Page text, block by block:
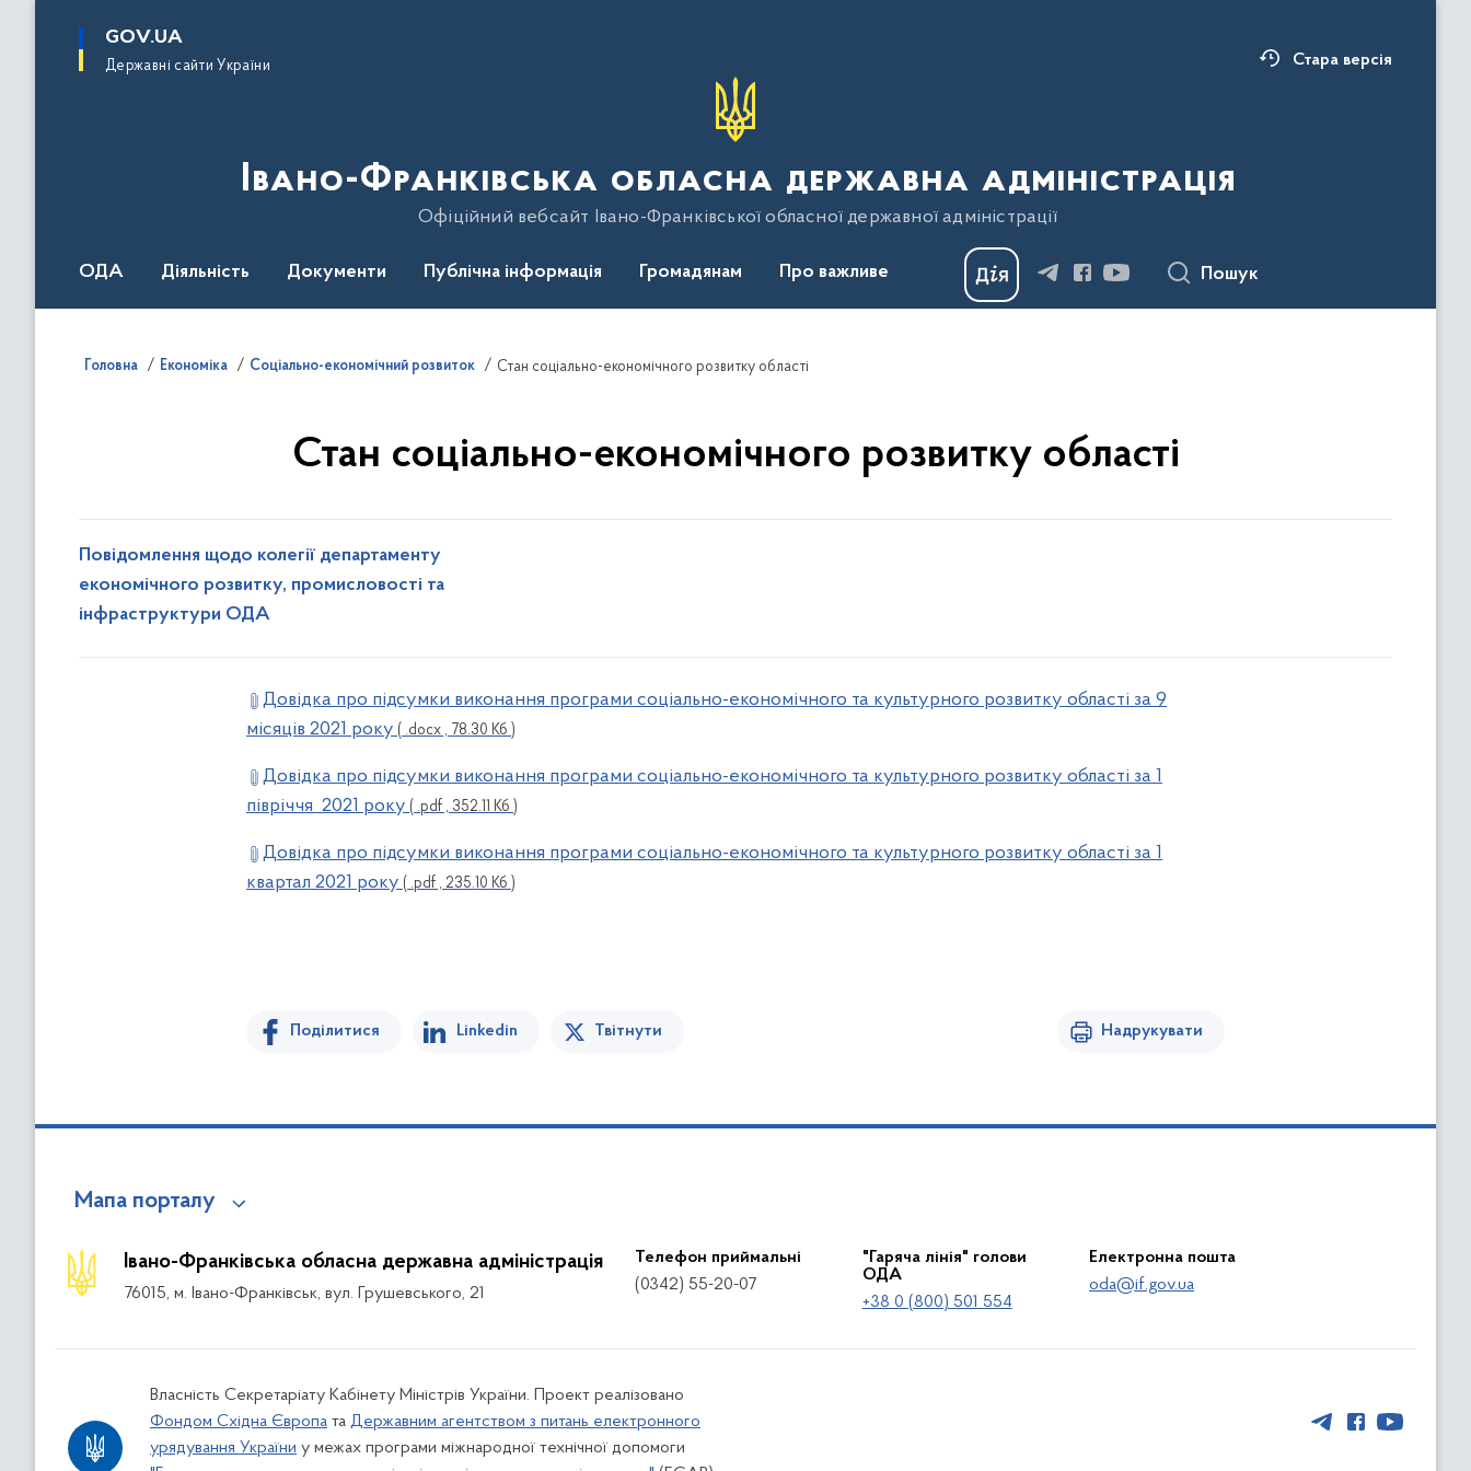
основного
GOV.UA
Державні сайти України Стара версія
Івано-Франківська обласна державна адміністрація
Офіційний вебсайт Івано-Франківської обласної державної адміністрації
ОДА Діяльність Документи Публічна інформація Громадянам Про важливе Пошук
Головна Економіка Соціально-економічний розвиток Стан соціально-економічного розвитку області
Стан соціально-економічного розвитку області
Повідомлення щодо колегії департаменту
економічного розвитку, промисловості та
інфраструктури ОДА
Довідка про підсумки виконання програми соціально-економічного та культурного розвитку області за 9
місяців 2021 року ( .docx , 78.30 Кб )
Довідка про підсумки виконання програми соціально-економічного та культурного розвитку області за 1
півріччя 2021 року ( .pdf , 352.11 Кб )
Довідка про підсумки виконання програми соціально-економічного та культурного розвитку області за 1
квартал 2021 року ( .pdf , 235.10 Кб )
Поділитися Linkedin Твітнути Надрукувати
Мапа порталу
Івано-Франківська обласна державна адміністрація
76015, м. Івано-Франківськ, вул. Грушевського, 21
Телефон приймальні
(0342) 55-20-07
"Гаряча лінія" голови
ОДА
+38 0 (800) 501 554
Електронна пошта
oda@if.gov.ua
Власність Секретаріату Кабінету Міністрів України. Проект реалізовано
Фондом Східна Європа та Державним агентством з питань електронного
урядування України у межах програми міжнародної технічної допомоги